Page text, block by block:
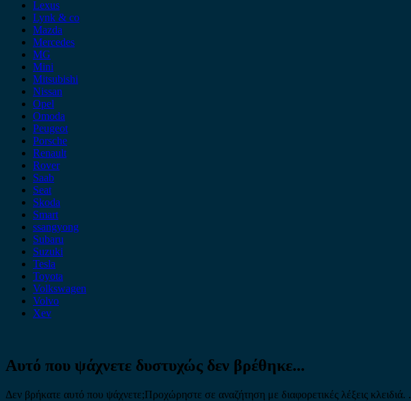
Lexus
Lynk & co
Mazda
Mercedes
MG
Mini
Mitsubishi
Nissan
Opel
Omoda
Peugeot
Porsche
Renault
Rover
Saab
Seat
Skoda
Smart
ssangyong
Subaru
Suzuki
Tesla
Toyota
Volkswagen
Volvo
Xev
Αυτό που ψάχνετε δυστυχώς δεν βρέθηκε...
Δεν βρήκατε αυτό που ψάχνετε;Προχώρηστε σε αναζήτηση με διαφορετικές λέξεις κλειδιά. .